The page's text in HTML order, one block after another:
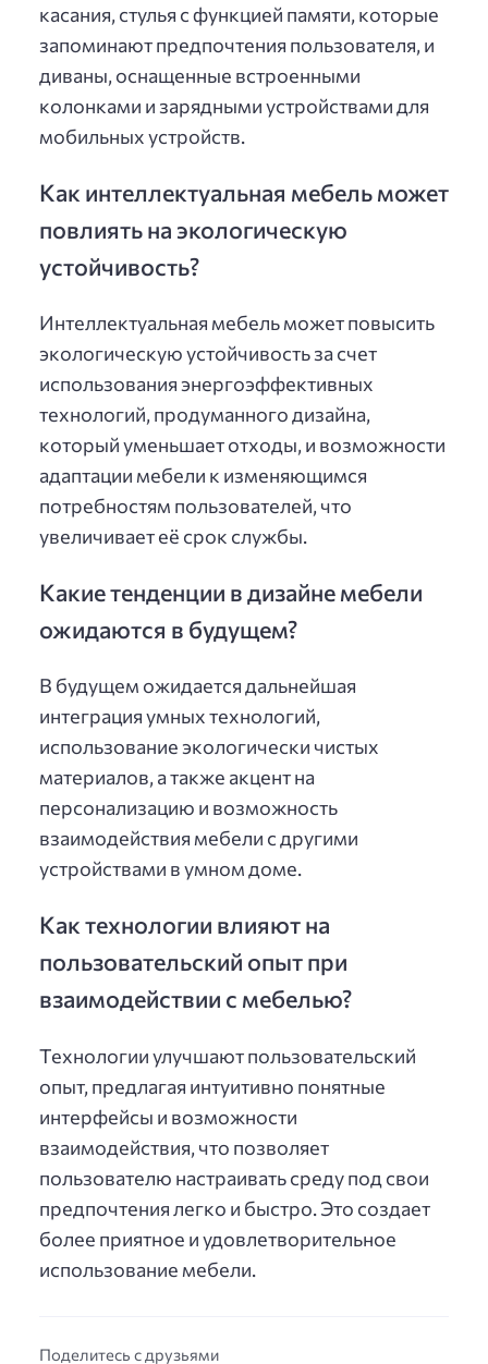
касания, стулья с функцией памяти, которые
запоминают предпочтения пользователя, и
диваны, оснащенные встроенными
колонками и зарядными устройствами для
мобильных устройств.
Как интеллектуальная мебель может
повлиять на экологическую
устойчивость?
Интеллектуальная мебель может повысить
экологическую устойчивость за счет
использования энергоэффективных
технологий, продуманного дизайна,
который уменьшает отходы, и возможности
адаптации мебели к изменяющимся
потребностям пользователей, что
увеличивает её срок службы.
Какие тенденции в дизайне мебели
ожидаются в будущем?
В будущем ожидается дальнейшая
интеграция умных технологий,
использование экологически чистых
материалов, а также акцент на
персонализацию и возможность
взаимодействия мебели с другими
устройствами в умном доме.
Как технологии влияют на
пользовательский опыт при
взаимодействии с мебелью?
Технологии улучшают пользовательский
опыт, предлагая интуитивно понятные
интерфейсы и возможности
взаимодействия, что позволяет
пользователю настраивать среду под свои
предпочтения легко и быстро. Это создает
более приятное и удовлетворительное
использование мебели.
Поделитесь с друзьями